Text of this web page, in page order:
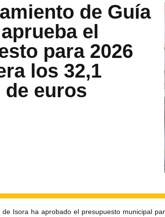
de Guía
el
para 2026
los 32,1
euros
de Isora ha aprobado el presupuesto municipal